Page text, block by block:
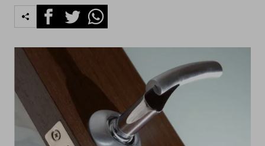
FacebookTwitterWhatsapp